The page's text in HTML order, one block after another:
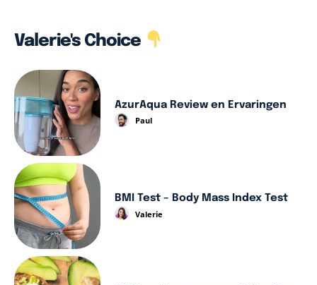
Valerie's Choice
AzurAqua Review en Ervaringen
Paul
BMI Test – Body Mass Index Test
Valerie